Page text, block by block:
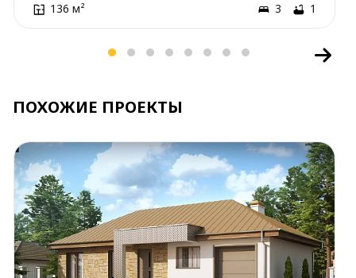
136 м² 3 1
ПОХОЖИЕ ПРОЕКТЫ